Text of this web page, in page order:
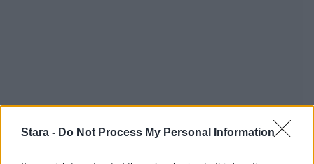
Stara - Do Not Process My Personal Information